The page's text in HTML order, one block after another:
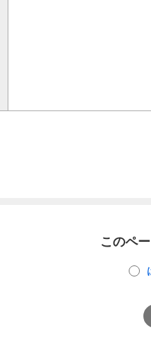
このペ